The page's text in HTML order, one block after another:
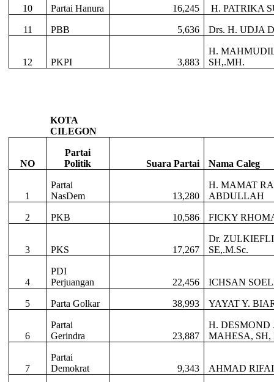
10 Partai Hanura 16,245 H. PATRIKA
11 PBB 5,636 Drs. H. UDJA
12 PKPI 3,883
H.
SH,.MH.
KOTA
CILEGON
NO
Partai
Politik
Suara Partai Nama Caleg
1
Partai
NasDem
13,280
H. MAMAT
ABDULLAH
2 PKB 10,586 FICKY
3 PKS 17,267
Dr.
SE,.M.Sc.
4
PDI
Perjuangan
22,456 ICHSAN
5 Parta Golkar 38,993 YAYAT Y.
6
Partai
Gerindra
23,887
H. DESMOND
MAHESA, SH,
7
Partai
Demokrat
9,343 AHMAD